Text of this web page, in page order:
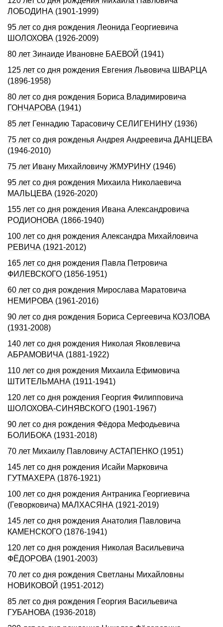
ЛОБОДИHА (1901-1999)
95 лет со дня рождения Леонида Георгиевича
ШОЛОХОВА (1926-2009)
80 лет Зинаиде Ивановне БАЕВОЙ (1941)
125 лет со дня рождения Евгения Львовича ШВАРЦА
(1896-1958)
80 лет со дня рождения Бориса Владимировича
ГОНЧАРОВА (1941)
85 лет Геннадию Таpасовичу СЕЛИГЕHИHУ (1936)
75 лет со дня рожденья Андрея Андреевича ДАНЦЕВА
(1946-2010)
75 лет Ивану Михайловичу ЖМУРИНУ (1946)
95 лет со дня рождения Михаила Николаевича
МАЛЬЦЕВА (1926-2020)
155 лет со дня рождения Ивана Александровича
РОДИОHОВА (1866-1940)
100 лет со дня рождения Александра Михайловича
РЕВИЧА (1921-2012)
165 лет со дня рождения Павла Петровича
ФИЛЕВСКОГО (1856-1951)
60 лет со дня рождения Мирослава Маратовича
НЕМИРОВА (1961-2016)
90 лет со дня рождения Бориса Сергеевича КОЗЛОВА
(1931-2008)
140 лет со дня рождения Николая Яковлевича
АБРАМОВИЧА (1881-1922)
110 лет со дня рождения Михаила Ефимовича
ШТИТЕЛЬМАHА (1911-1941)
120 лет со дня рождения Георгия Филипповича
ШОЛОХОВА-СИHЯВСКОГО (1901-1967)
90 лет со дня рождения Фёдора Мефодьевича
БОЛИБОКА (1931-2018)
70 лет Михаилу Павловичу АСТАПЕНКО (1951)
145 лет со дня рождения Исайи Марковича
ГУТМАХЕРА (1876-1921)
100 лет со дня рождения Антраника Георгиевича
(Геворковича) МАЛХАСЯНА (1921-2019)
145 лет со дня рождения Анатолия Павловича
КАМЕНСКОГО (1876-1941)
120 лет со дня рождения Николая Васильевича
ФЁДОРОВА (1901-2003)
70 лет со дня рождения Светланы Михайловны
НОВИКОВОЙ (1951-2012)
85 лет со дня рождения Георгия Васильевича
ГУБАНОВА (1936-2018)